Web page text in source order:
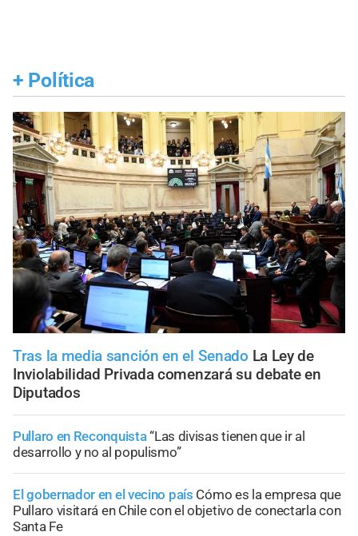
+ Política
Tras la media sanción en el Senado La Ley de
Inviolabilidad Privada comenzará su debate en
Diputados
Pullaro en Reconquista“Las divisas tienen que ir al
desarrollo y no al populismo”
El gobernador en el vecino país Cómo es la empresa que
Pullaro visitará en Chile con el objetivo de conectarla con
Santa Fe